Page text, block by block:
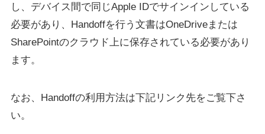
し、デバイス間で同じApple IDでサインインしている
必要があり、Handoffを行う文書はOneDriveまたは
SharePointのクラウド上に保存されている必要があり
ます。
なお、Handoffの利用方法は下記リンク先をご覧下さ
い。